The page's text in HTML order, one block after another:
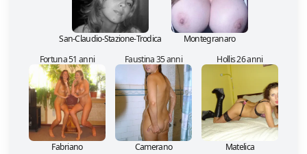
San-Claudio-Stazione-Trodica
Montegranaro
Fortuna 51 anni
Fabriano
Faustina 35 anni
Camerano
Hollis 26 anni
Matelica